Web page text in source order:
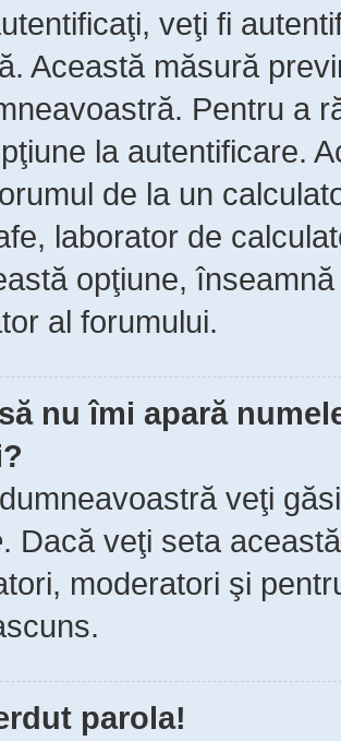
veţi fi
Această măsură
Pentru a
la autentificare.
de la un
laborator de
opţiune,
al forumului.
nu îmi apară
veţi
. Dacă veţi seta
moderatori şi
parola!